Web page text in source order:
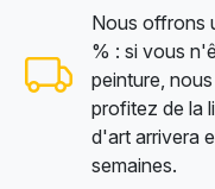
Nous offrons
% : si vous
peinture,
profitez de la
d'art arrivera
semaines.